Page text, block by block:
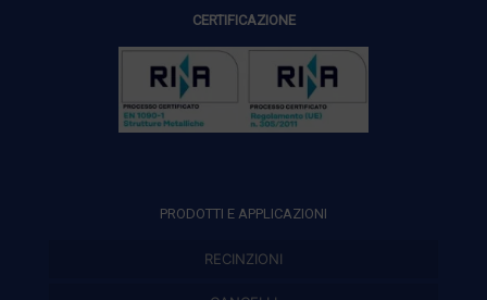
CERTIFICAZIONE
PRODOTTI E APPLICAZIONI
RECINZIONI